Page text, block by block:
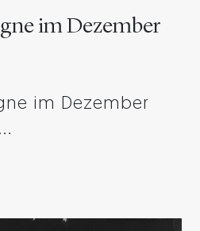
im Dezember
im Dezember